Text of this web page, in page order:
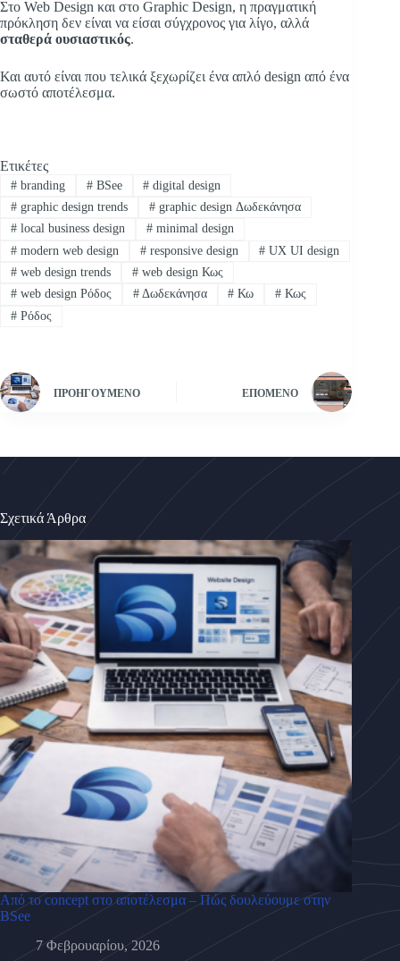
Στο Web Design και στο Graphic Design, η πραγματική
πρόκληση δεν είναι να είσαι σύγχρονος για λίγο, αλλά
σταθερά ουσιαστικός.
Και αυτό είναι που τελικά ξεχωρίζει ένα απλό design από ένα
σωστό αποτέλεσμα.
Ετικέτες
#branding #BSee # digital design
#graphic design trends #graphic design Δωδεκάνησα
#local business design #minimal design
#modern web design #responsive design # UX UI design
#web design trends #web design Κως
#web design Ρόδος #Δωδεκάνησα # Κω # Κως
#Ρόδος
ΠΡΟΗΓΟΎΜΕΝΟ ΕΠΌΜΕΝΟ
Σχετικά Άρθρα
Από το concept στο αποτέλεσμα – Πώς δουλεύουμε στην
BSee
7 Φεβρουαρίου, 2026